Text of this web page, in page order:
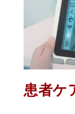
患者ケ